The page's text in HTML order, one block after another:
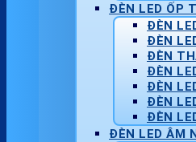
ĐÈN LED ỐP
ĐÈN
ĐÈN
ĐÈN
ĐÈN
ĐÈN
ĐÈN
ĐÈN
ĐÈN LED ÂM